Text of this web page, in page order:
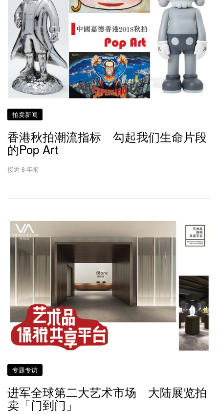
拍卖新闻
香港秋拍潮流指标 勾起我们生命片段
的Pop Art
接近 8 年前
专题专访
进军全球第二大艺术市场 大陆展览拍
卖「门到门」